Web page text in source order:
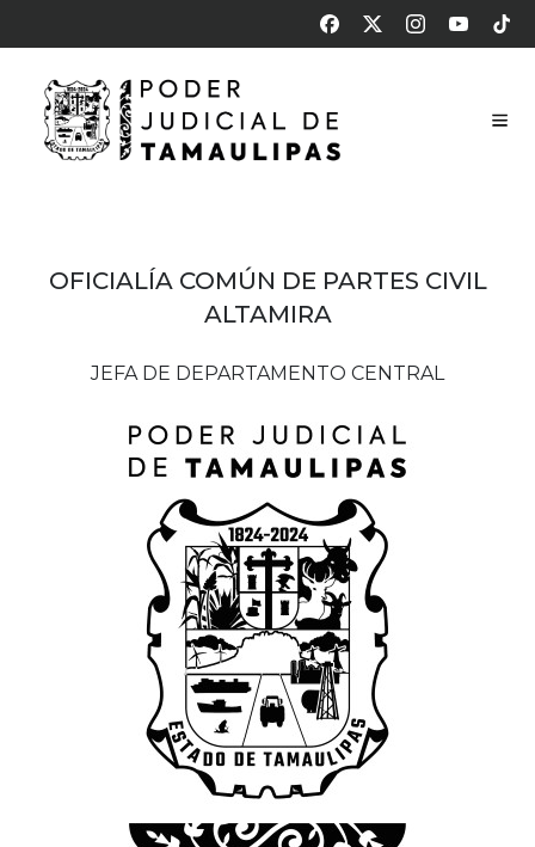
OFICIALÍ­A COMÚN DE PARTES CIVIL
ALTAMIRA
JEFA DE DEPARTAMENTO CENTRAL